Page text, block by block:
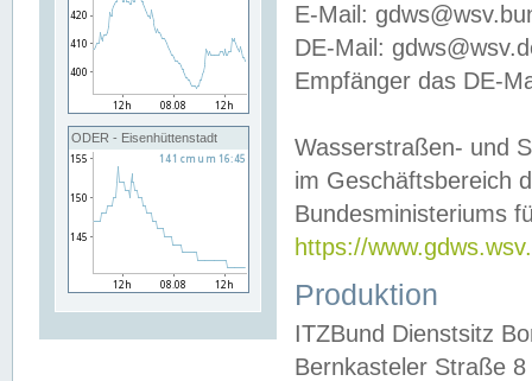
ODER - Eisenhüttenstadt
E-Mail:
DE-Mail:
Empfänger das DE-
Wasserstraßen- und
im Geschäftsbereich
Bundesministeriums
https://
Produktion
ITZBund Dienstsitz
Bernkasteler Straße 8